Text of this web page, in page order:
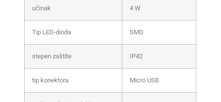
učinak 4 W
Tip LED-dioda SMD
stepen zaštite IP42
tip konektora Micro USB